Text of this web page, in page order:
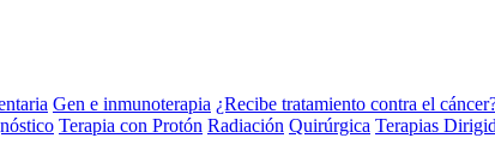
Gen e inmunoterapia ¿Recibe tratamiento contra el
Terapia con Protón Radiación Quirúrgica Terapias